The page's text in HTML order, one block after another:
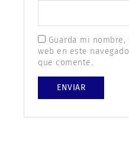
Guarda mi
web en este
que comente.